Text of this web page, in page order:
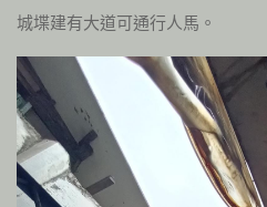
城堞建有大道可通行人馬。